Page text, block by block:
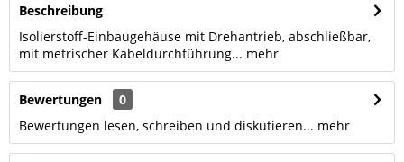
Beschreibung
Isolierstoff-Einbaugehäuse mit Drehantrieb, abschließbar,
mit metrischer Kabeldurchführung... mehr
Bewertungen
0
Bewertungen lesen, schreiben und diskutieren... mehr